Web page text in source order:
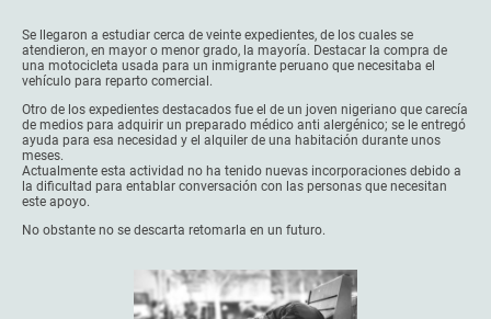
Se llegaron a estudiar cerca de veinte expedientes, de los cuales se
atendieron, en mayor o menor grado, la mayoría. Destacar la compra de
una motocicleta usada para un inmigrante peruano que necesitaba el
vehículo para reparto comercial.
Otro de los expedientes destacados fue el de un joven nigeriano que carecía
de medios para adquirir un preparado médico anti alergénico; se le entregó
ayuda para esa necesidad y el alquiler de una habitación durante unos
meses.
Actualmente esta actividad no ha tenido nuevas incorporaciones debido a
la dificultad para entablar conversación con las personas que necesitan
este apoyo.
No obstante no se descarta retomarla en un futuro.